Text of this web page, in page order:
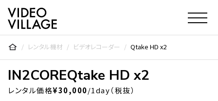
Video Village Inc.
レンタル機材 ビデオレコーダー Qtake HD x2
IN2COREQtake HD x2
レンタル価格¥30,000/1day（税抜）